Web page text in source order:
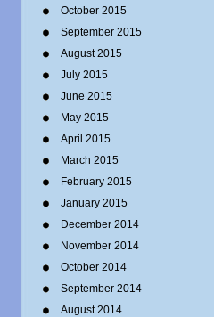
October 2015
September 2015
August 2015
July 2015
June 2015
May 2015
April 2015
March 2015
February 2015
January 2015
December 2014
November 2014
October 2014
September 2014
August 2014